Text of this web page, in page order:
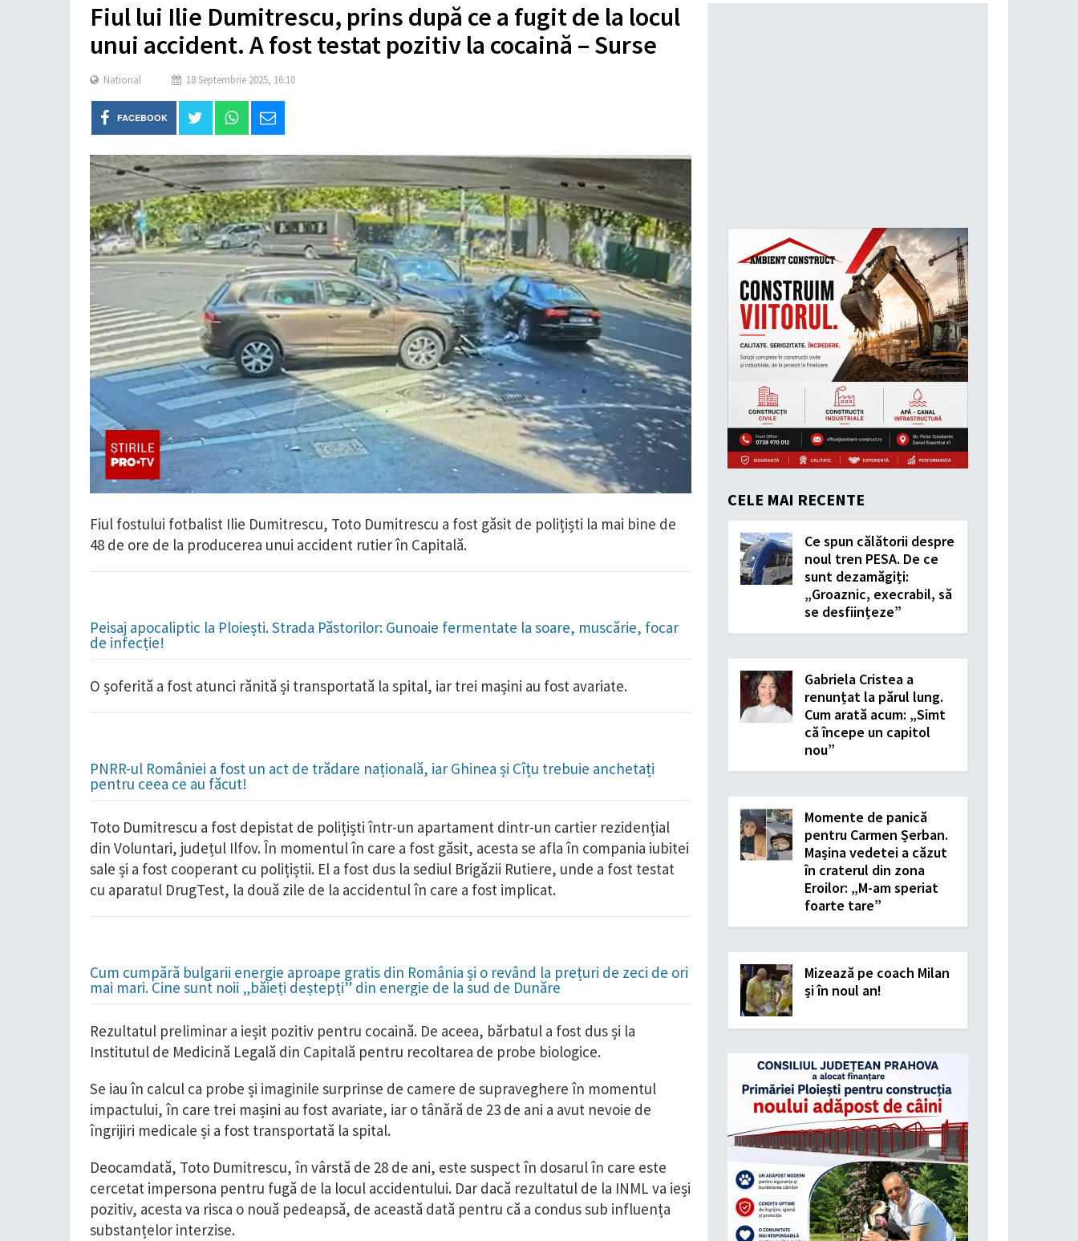
Fiul lui Ilie Dumitrescu, prins după ce a fugit de la locul
unui accident. A fost testat pozitiv la cocaină – Surse
National 18 Septembrie 2025, 16:10
FACEBOOK
Fiul fostului fotbalist Ilie Dumitrescu, Toto Dumitrescu a fost găsit de polițiști la mai bine de
48 de ore de la producerea unui accident rutier în Capitală.
Peisaj apocaliptic la Ploiești. Strada Păstorilor: Gunoaie fermentate la soare, muscărie, focar
de infecție!
O șoferită a fost atunci rănită și transportată la spital, iar trei mașini au fost avariate.
PNRR-ul României a fost un act de trădare națională, iar Ghinea și Cîțu trebuie anchetați
pentru ceea ce au făcut!
Toto Dumitrescu a fost depistat de polițiști într-un apartament dintr-un cartier rezidențial
din Voluntari, județul Ilfov. În momentul în care a fost găsit, acesta se afla în compania iubitei
sale și a fost cooperant cu polițiștii. El a fost dus la sediul Brigăzii Rutiere, unde a fost testat
cu aparatul DrugTest, la două zile de la accidentul în care a fost implicat.
Cum cumpără bulgarii energie aproape gratis din România și o revând la prețuri de zeci de ori
mai mari. Cine sunt noii „băieți deștepți” din energie de la sud de Dunăre
Rezultatul preliminar a ieșit pozitiv pentru cocaină. De aceea, bărbatul a fost dus și la
Institutul de Medicină Legală din Capitală pentru recoltarea de probe biologice.
Se iau în calcul ca probe și imaginile surprinse de camere de supraveghere în momentul
impactului, în care trei mașini au fost avariate, iar o tânără de 23 de ani a avut nevoie de
îngrijiri medicale și a fost transportată la spital.
Deocamdată, Toto Dumitrescu, în vârstă de 28 de ani, este suspect în dosarul în care este
cercetat impersona pentru fugă de la locul accidentului. Dar dacă rezultatul de la INML va ieși
pozitiv, acesta va risca o nouă pedeapsă, de această dată pentru că a condus sub influența
substanțelor interzise.
CELE MAI RECENTE
Ce spun călătorii despre
noul tren PESA. De ce
sunt dezamăgiți:
„Groaznic, execrabil, să
se desființeze”
Gabriela Cristea a
renunțat la părul lung.
Cum arată acum: „Simt
că începe un capitol
nou”
Momente de panică
pentru Carmen Șerban.
Mașina vedetei a căzut
în craterul din zona
Eroilor: „M-am speriat
foarte tare”
Mizează pe coach Milan
și în noul an!